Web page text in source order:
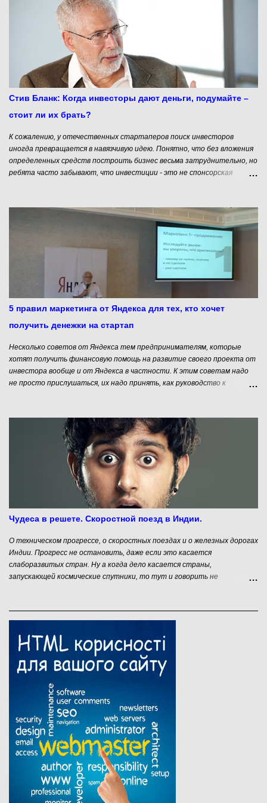
инвесторы, как New Crop Capital, Stray Dog Capital. В результате
стартап привлёк 3млн долларов инвестиций для разработки новой
технологии. Разработчики уверяют, что конечный продукт, который
сейчас стоит порядка $ 1000 за кг скоро будет стоить 10-11
долларов. Для сравнения: в 2013 году голландский стартап Mosa
Meats потратил на изготовление первого “гамбургера из пробирки”
330 тысяч долларов.
Стив Бланк: Когда инвесторы дают деньги, подумайте –
стоит ли их брать?
К сожалению, у отечественных стартаперов поиск инвесторов
иногда превращается в навязчивую идею. Понятно, что без вложения
определенных средств построить бизнес весьма затруднительно, но
ребята часто забывают, что инвестиции - это не спонсорская
уже писали. Кроме того, нельзя забывать, что привлечение
финансирования в стартап – это не цель, а средство решения
определенной проблемы. Но часто проблему можно решить и без
привлечения значительных финансовых ресурсов. Даже наоборот.
Иногда привлечение больших финансов на начальном этапе
становления стартапа может привести к большим проблемам. Об
этом в своем блоге рассказывает Стив Бланк. Стива Бланка ( Steve
Blank) можно назвать гуру стартаперского движения. Он входит в
десятку самых влиятельных людей Силиконовой долины ( Silicon
Valley Mercury News ). Он не только успешный серийный пред...
5 правил маркетинга от Яндекса для тех, кто хочет
получить денежки на стартап
Несколько советов от Яндекса тем предпринимателям, которые
хотят получить финансовую помощь на развитие своего проекта от
инвестора вообще и от Яндекса в частности. К этим советам надо
не просто прислушаться, их надо принять, как руководство к
предпринимательства.
Чудеса в решете. Скоростной поезд в Индии.
О техническом прогрессе, о скоростных поездах и о железных дорогах
Индии. Прогресс не остановить, даже если это касается
слаборазвитых стран. Ну а когда дело касается страны,
запускающей космические спутники, то тут и говорить не
возникает. Индусы умеют порой такое отчебучить, что только
туалетов, когда не ты платишь деньги, заходя в туалет, а тебе
платят деньги за то, чтобы ты не опорожнялся на улице. Вот это
стартап, я понимаю! Ну а последняя новость индийских СМИ меня
просто сразила наповал.